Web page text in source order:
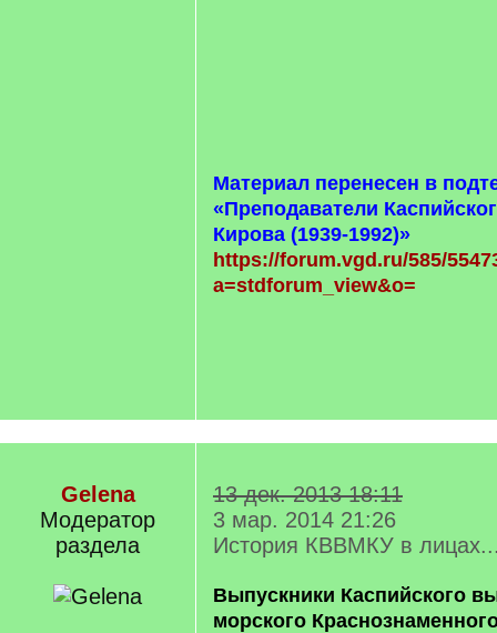
Материал перенесен в
«Преподаватели
Кирова (1939-1992)»
https://forum.vgd.ru/585/
a=stdforum_view&o=
Gelena
Модератор
раздела
13 дек. 2013 18:11
3 мар. 2014 21:26
История КВВМКУ в
Выпускники Каспийского
морского